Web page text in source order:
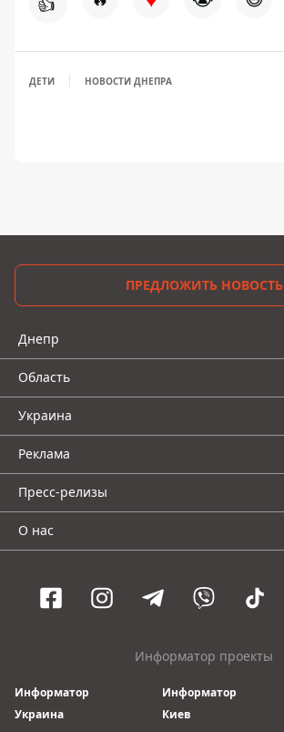
ДЕТИ НОВОСТИ ДНЕПРА
ПРЕДЛОЖИТЬ НОВОСТЬ
Днепр
Область
Украина
Реклама
Пресс-релизы
О нас
Информатор проекты
Информатор
Украина
Информатор
Киев